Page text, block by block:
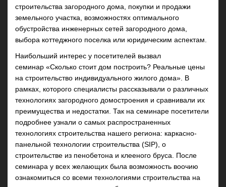
строительства загородного дома, покупки и продажи
земельного участка, возможностях оптимального
обустройства инженерных сетей загородного дома,
выбора коттеджного поселка или юридическим аспектам.
Наибольший интерес у посетителей вызвал
семинар «Сколько стоит дом построить? Реальные цены
на строительство индивидуального жилого дома» . В
рамках, которого специалисты рассказывали о различных
технологиях загородного домостроения и сравнивали их
преимущества и недостатки. Так на семинаре посетители
подробнее узнали о самых распространенных
технологиях строительства нашего региона: каркасно-
панельной технологии строительства (SIP), о
строительстве из пенобетона и клееного бруса. После
семинара у всех желающих была возможность воочию
ознакомиться со всеми технологиями строительства на